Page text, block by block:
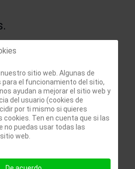
07-15
un pais
sitio web. Algunas de
el funcionamiento del sitio,
ayudan a mejorar el sitio web y
del usuario (cookies de
por ti mismo si quieres
cookies. Ten en cuenta que si las
no puedas usar todas las
web.